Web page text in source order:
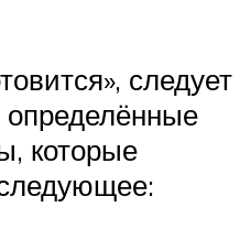
следует
определённые
которые